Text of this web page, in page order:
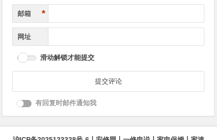
邮箱 *
网址
滑动解锁才能提交
有回复时邮件通知我